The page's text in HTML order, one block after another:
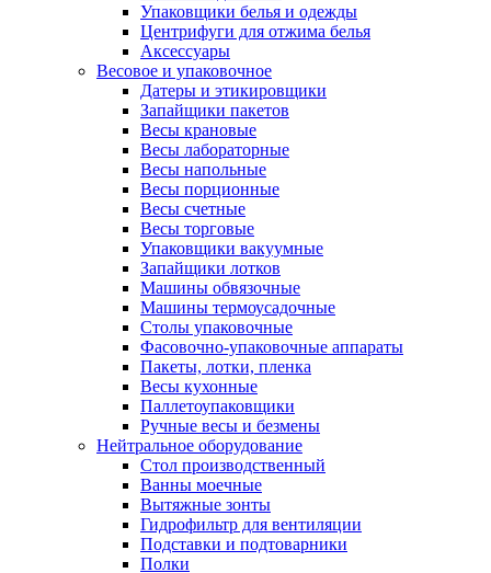
Упаковщики белья и одежды
Центрифуги для отжима белья
Аксессуары
Весовое и упаковочное
Датеры и этикировщики
Запайщики пакетов
Весы крановые
Весы лабораторные
Весы напольные
Весы порционные
Весы счетные
Весы торговые
Упаковщики вакуумные
Запайщики лотков
Машины обвязочные
Машины термоусадочные
Столы упаковочные
Фасовочно-упаковочные аппараты
Пакеты, лотки, пленка
Весы кухонные
Паллетоупаковщики
Ручные весы и безмены
Нейтральное оборудование
Cтол производственный
Ванны моечные
Вытяжные зонты
Гидрофильтр для вентиляции
Подставки и подтоварники
Полки